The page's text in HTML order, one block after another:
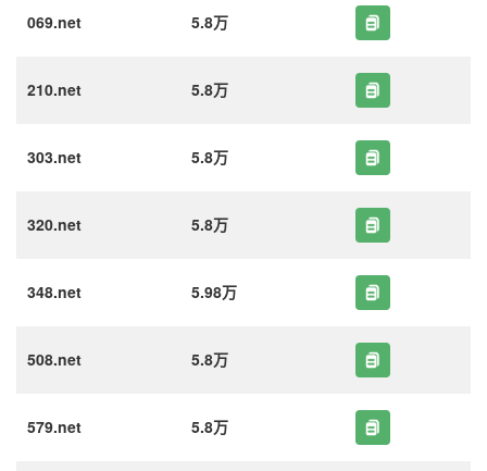
069.net 5.8万
210.net 5.8万
303.net 5.8万
320.net 5.8万
348.net 5.98万
508.net 5.8万
579.net 5.8万